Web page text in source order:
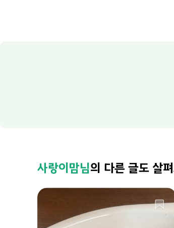
사랑이맘님의 다른 글도 살